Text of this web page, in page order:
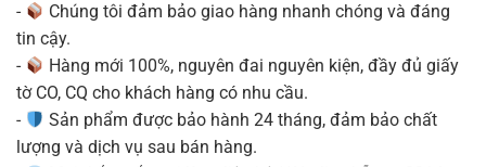
-
Chúng tôi đảm bảo giao hàng nhanh chóng và đáng
tin cậy.
-
Hàng mới 100%, nguyên đai nguyên kiện, đầy đủ giấy
tờ CO, CQ cho khách hàng có nhu cầu.
-
Sản phẩm được bảo hành 24 tháng, đảm bảo chất
lượng và dịch vụ sau bán hàng.